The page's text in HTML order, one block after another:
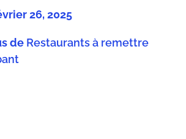
26, 2025
de Restaurants à remettre